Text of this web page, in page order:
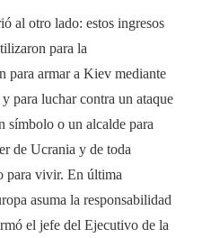
al otro lado: estos ingresos
para la
para armar a Kiev mediante
para luchar contra un ataque
símbolo o un alcalde para
de Ucrania y de toda
para vivir. En última
asuma la responsabilidad
el jefe del Ejecutivo de la